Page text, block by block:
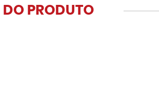
DO PRODUTO